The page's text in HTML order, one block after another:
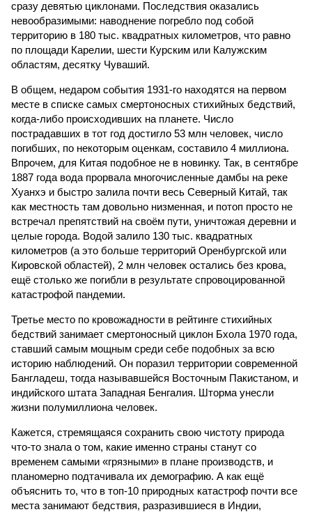
сразу девятью циклонами. Последствия оказались
невообразимыми: наводнение погребло под собой
территорию в 180 тыс. квадратных километров, что равно
по площади Карелии, шести Курским или Калужским
областям, десятку Чуваший.
В общем, недаром события 1931-го находятся на первом
месте в списке самых смертоносных стихийных бедствий,
когда-либо происходивших на планете. Число
пострадавших в тот год достигло 53 млн человек, число
погибших, по некоторым оценкам, составило 4 миллиона.
Впрочем, для Китая подобное не в новинку. Так, в сентябре
1887 года вода прорвала многочисленные дамбы на реке
Хуанхэ и быстро залила почти весь Северный Китай, так
как местность там довольно низменная, и потоп просто не
встречал препятствий на своём пути, уничтожая деревни и
целые города. Водой залило 130 тыс. квадратных
километров (а это больше территорий Оренбургской или
Кировской областей), 2 млн человек остались без крова,
ещё столько же погибли в результате спровоцированной
катастрофой пандемии.
Третье место по кровожадности в рейтинге стихийных
бедствий занимает смертоносный циклон Бхола 1970 года,
ставший самым мощным среди себе подобных за всю
историю наблюдений. Он поразил территории современной
Бангладеш, тогда называвшейся Восточным Пакистаном, и
индийского штата Западная Бенгалия. Шторма унесли
жизни полумиллиона человек.
Кажется, стремящаяся сохранить свою чистоту природа
что-то знала о том, какие именно страны станут со
временем самыми «грязными» в плане производств, и
планомерно подтачивала их демографию. А как ещё
объяснить то, что в топ-10 природных катастроф почти все
места занимают бедствия, разразившиеся в Индии,